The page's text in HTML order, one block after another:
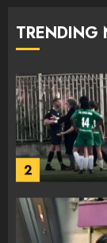
TRENDING
1
2